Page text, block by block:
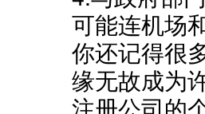
可能连机场
你还记得很
缘无故成为
注册公司的